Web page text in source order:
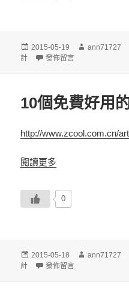
發
佈
2015-05-19
作
ann71727
計
在〈全套 50 集
發佈留言
10個免費好用
http://www.zcool.com.cn/
閱讀更多
0
發
佈
2015-05-18
作
ann71727
計
在〈10個免費好用的平面
發佈留言